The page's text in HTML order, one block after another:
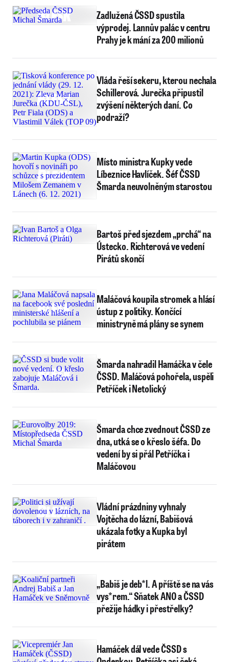
Zadlužená ČSSD spustila
výprodej. Lannův palác v centru
Prahy je k mání za 200 milionů
Vláda řeší sekeru, kterou nechala
Schillerová. Jurečka připustil
zvýšení některých daní. Co
podraží?
Místo ministra Kupky vede
Líbeznice Havlíček. Šéf ČSSD
Šmarda neuvolněným starostou
Bartoš před sjezdem „prchá“ na
Ústecko. Richterová ve vedení
Pirátů skončí
Maláčová koupila stromek a hlásí
ústup z politiky. Končící
ministryně má plány se synem
Šmarda nahradil Hamáčka v čele
ČSSD. Maláčová pohořela, uspěli
Petříček i Netolický
Šmarda chce zvednout ČSSD ze
dna, utká se o křeslo šéfa. Do
vedení by si přál Petříčka i
Maláčovou
Vládní prázdniny vyhnaly
Vojtěcha do lázní, Babišová
ukázala fotky a Kupka byl
pirátem
„Babiš je deb*l. A příště se na vás
vys*rem.“ Sňatek ANO a ČSSD
přežije hádky i přestřelky?
Hamáček dál vede ČSSD s